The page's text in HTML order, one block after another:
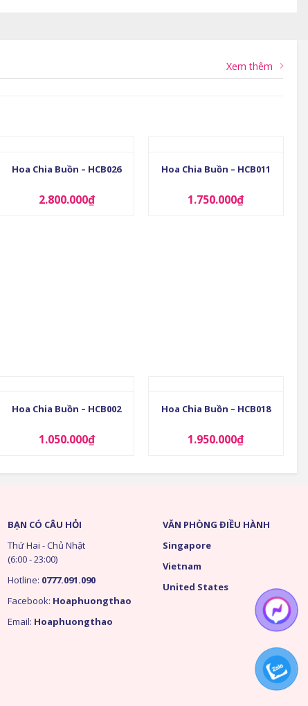
Xem thêm
Hoa Chia Buồn – HCB026
2.800.000₫
Hoa Chia Buồn – HCB011
1.750.000₫
Hoa Chia Buồn – HCB002
1.050.000₫
Hoa Chia Buồn – HCB018
1.950.000₫
BẠN CÓ CÂU HỎI
Thứ Hai - Chủ Nhật
(6:00 - 23:00)
Hotline: 0777.091.090
Facebook: Hoaphuongthao
Email: Hoaphuongthao
VĂN PHÒNG ĐIỀU HÀNH
Singapore
Vietnam
United States